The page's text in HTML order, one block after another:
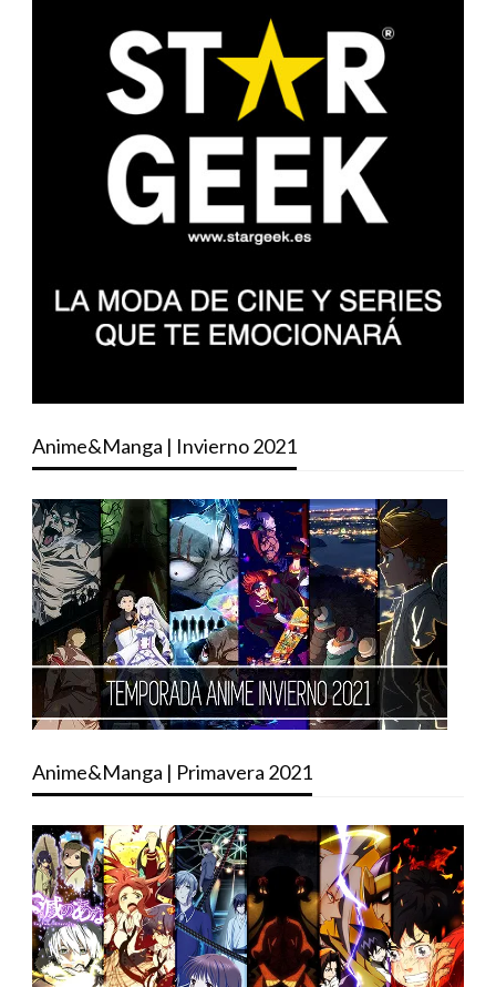
Anime&Manga | Invierno 2021
Anime&Manga | Primavera 2021